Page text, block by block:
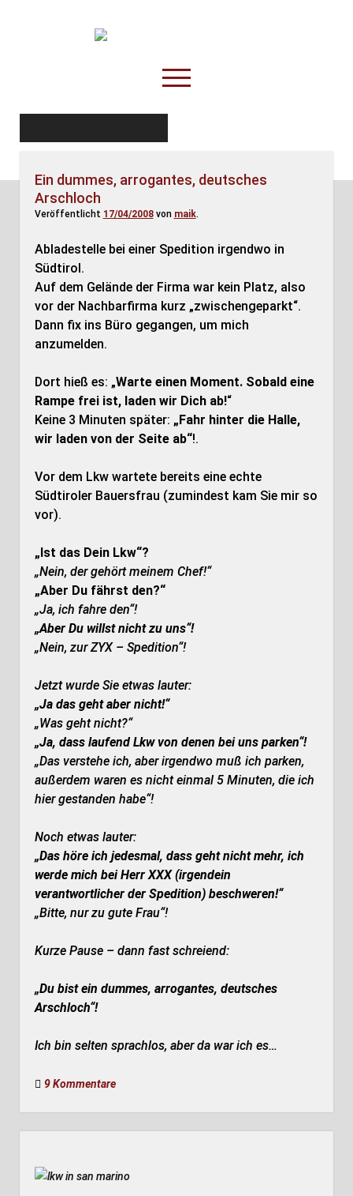
TruckOnline.de
open
menu
facebook
threads
Spesenliste
Fahrer
Ein dummes, arrogantes, deutsches
Arschloch
Veröffentlicht 17/04/2008von maik.
Abladestelle bei einer Spedition irgendwo in
Südtirol.
Auf dem Gelände der Firma war kein Platz, also
vor der Nachbarfirma kurz „zwischengeparkt“.
Dann fix ins Büro gegangen, um mich
anzumelden.
Dort hieß es: „Warte einen Moment. Sobald eine
Rampe frei ist, laden wir Dich ab!“
Keine 3 Minuten später: „Fahr hinter die Halle,
wir laden von der Seite ab“!.
Vor dem Lkw wartete bereits eine echte
Südtiroler Bauersfrau (zumindest kam Sie mir so
vor).
„Ist das Dein Lkw“?
„Nein, der gehört meinem Chef!“
„Aber Du fährst den?“
„Ja, ich fahre den“!
„Aber Du willst nicht zu uns“!
„Nein, zur ZYX – Spedition“!
Jetzt wurde Sie etwas lauter:
„Ja das geht aber nicht!“
„Was geht nicht?“
„Ja, dass laufend Lkw von denen bei uns parken“!
„Das verstehe ich, aber irgendwo muß ich parken,
außerdem waren es nicht einmal 5 Minuten, die ich
hier gestanden habe“!
Noch etwas lauter:
„Das höre ich jedesmal, dass geht nicht mehr, ich
werde mich bei Herr XXX(irgendein
verantwortlicher der Spedition)beschweren!“
„Bitte, nur zu gute Frau“!
Kurze Pause – dann fast schreiend:
„Du bist ein dummes, arrogantes, deutsches
Arschloch“!
Ich bin selten sprachlos, aber da war ich es…
9 Kommentare